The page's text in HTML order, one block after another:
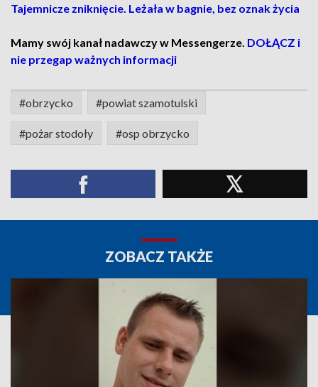
Tajemnicze zniknięcie. Leżała w bagnie, bez oznak życia
Mamy swój kanał nadawczy w Messengerze. DOŁĄCZ i
nie przegap ważnych informacji
#obrzycko #powiat szamotulski
#pożar stodoły #osp obrzycko
ZOBACZ TAKŻE